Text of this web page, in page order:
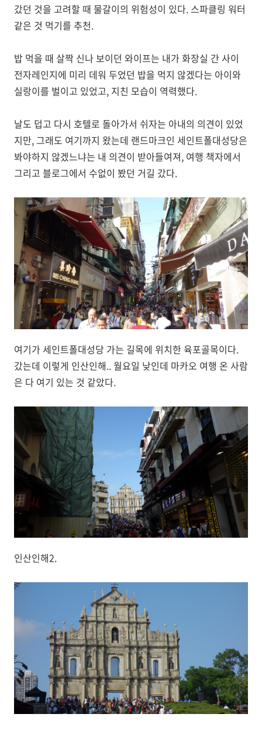
갔던 것을 고려할 때 물갈이의 위험성이 있다. 스파클링 워터
같은 것 먹기를 추천.
밥 먹을 때 살짝 신나 보이던 와이프는 내가 화장실 간 사이
전자레인지에 미리 데워 두었던 밥을 먹지 않겠다는 아이와
실랑이를 벌이고 있었고, 지친 모습이 역력했다.
날도 덥고 다시 호텔로 돌아가서 쉬자는 아내의 의견이 있었
지만, 그래도 여기까지 왔는데 랜드마크인 세인트폴대성당은
봐야하지 않겠느냐는 내 의견이 받아들여져, 여행 책자에서
그리고 블로그에서 수없이 봤던 거길 갔다.
여기가 세인트폴대성당 가는 길목에 위치한 육포골목이다.
갔는데 이렇게 인산인해.. 월요일 낮인데 마카오 여행 온 사람
은 다 여기 있는 것 같았다.
인산인해2.